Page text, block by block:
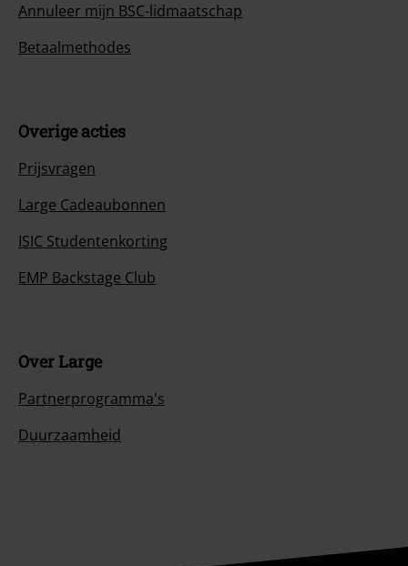
Annuleer mijn BSC-lidmaatschap
Betaalmethodes
Overige acties
Prijsvragen
Large Cadeaubonnen
ISIC Studentenkorting
EMP Backstage Club
Over Large
Partnerprogramma's
Duurzaamheid